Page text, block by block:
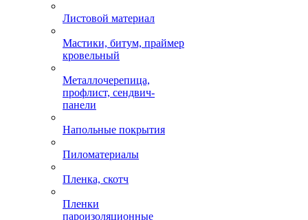
Листовой материал
Мастики, битум, праймер
кровельный
Металлочерепица,
профлист, сендвич-
панели
Напольные покрытия
Пиломатериалы
Пленка, скотч
Пленки
пароизоляционные